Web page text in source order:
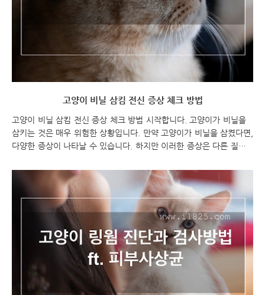
고양이 비닐 삼킴 전신 증상 체크 방법
고양이 비닐 삼킴 전신 증상 체크 방법 시작합니다. 고양이가 비닐을
삼키는 것은 매우 위험한 상황입니다. 만약 고양이가 비닐을 삼켰다면,
다양한 증상이 나타날 수 있습니다. 하지만 이러한 증상은 다른 질병
요합니다. 따라서 만약 고양이가 비닐을 삼켰다는 의심이 든다면, 가능
한 한빨리 수의사에게 상담을 받는 것이 좋습니다. 이 포스팅에서는 고
양이가 비닐을 삼키는 경우의 증상 및 체크 방법에 대해 알아보도록
하겠습니다. 고양이 비닐 삼킴 전신 증상 체크 방법 고양이 비닐 삼킴
고양이 비닐 삼킴 전신 증상 체크하기 고양이가 비닐을 삼켰을 때 나
타날 수 있는 전신적인 증상은 다음과 같습니다. 구토와 복통: 비닐이
위장관에서 발견되지 않으면, 고양..